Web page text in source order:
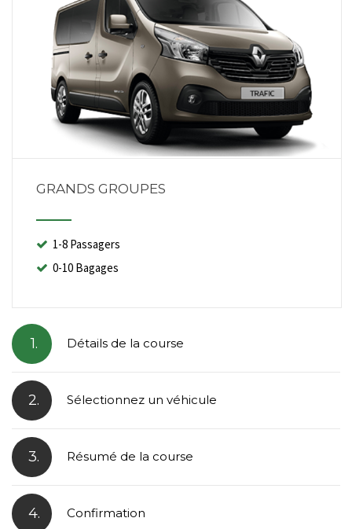
GRANDS GROUPES
1-8 Passagers
0-10 Bagages
1. Détails de la course
2. Sélectionnez un véhicule
3. Résumé de la course
4. Confirmation